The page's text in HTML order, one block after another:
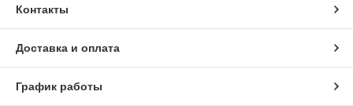
Контакты
Доставка и оплата
График работы